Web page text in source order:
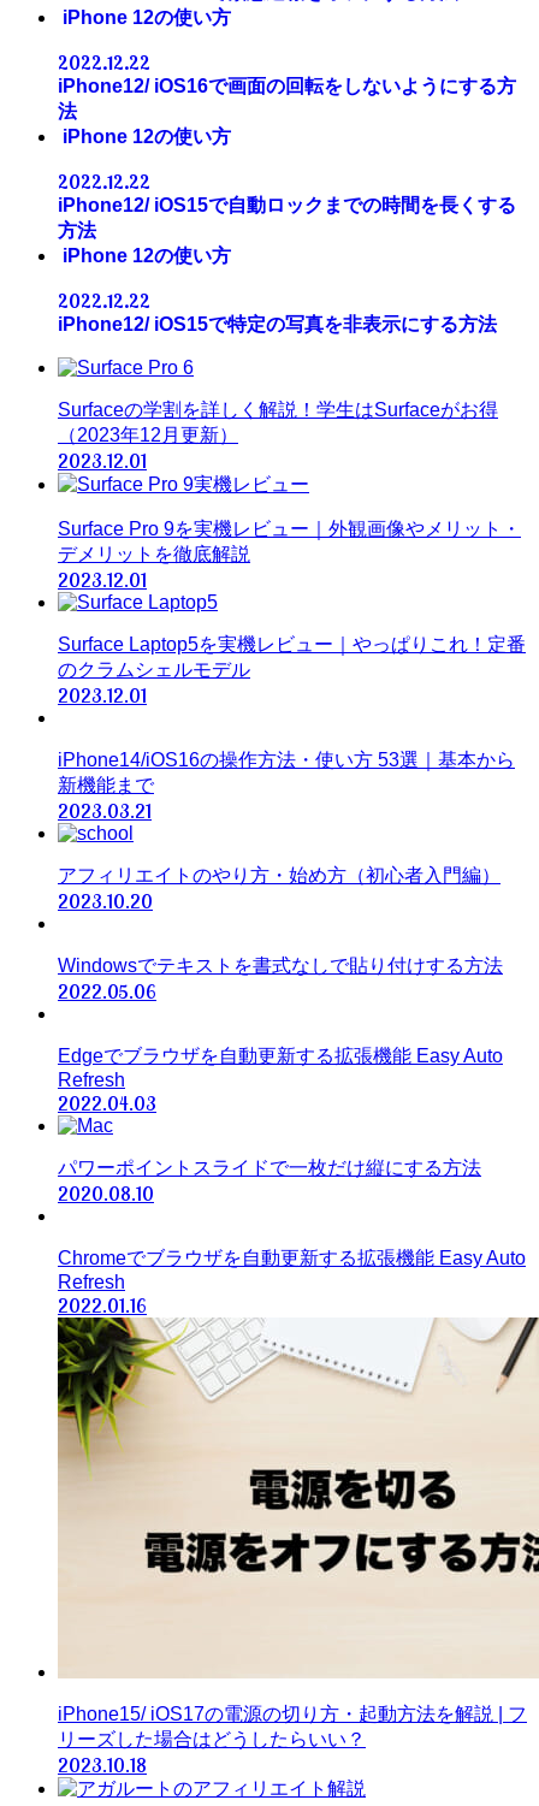
iPhone 12の使い方
2022.12.22
iPhone12/ iOS16で画面の回転をしないようにする方
法
iPhone 12の使い方
2022.12.22
iPhone12/ iOS15で自動ロックまでの時間を長くする
方法
iPhone 12の使い方
2022.12.22
iPhone12/ iOS15で特定の写真を非表示にする方法
Surfaceの学割を詳しく解説！学生はSurfaceがお得
（2023年12月更新）
2023.12.01
Surface Pro 9を実機レビュー｜外観画像やメリット・
デメリットを徹底解説
2023.12.01
Surface Laptop5を実機レビュー｜やっぱりこれ！定番
のクラムシェルモデル
2023.12.01
iPhone14/iOS16の操作方法・使い方 53選｜基本から
新機能まで
2023.03.21
アフィリエイトのやり方・始め方（初心者入門編）
2023.10.20
Windowsでテキストを書式なしで貼り付けする方法
2022.05.06
Edgeでブラウザを自動更新する拡張機能 Easy Auto
Refresh
2022.04.03
パワーポイントスライドで一枚だけ縦にする方法
2020.08.10
Chromeでブラウザを自動更新する拡張機能 Easy Auto
Refresh
2022.01.16
iPhone15/ iOS17の電源の切り方・起動方法を解説 | フ
リーズした場合はどうしたらいい？
2023.10.18